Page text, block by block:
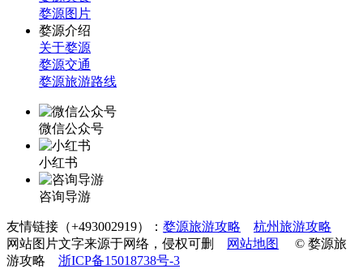
婺源图片
婺源介绍
关于婺源
婺源交通
婺源旅游路线
微信公众号
小红书
咨询导游
友情链接（+493002919）： 婺源旅游攻略
杭州旅游攻略
网站图片文字来源于网络，侵权可删
网站地图
© 婺源旅
游攻略 浙ICP备15018738号-3